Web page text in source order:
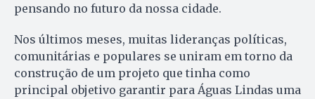
pensando no futuro da nossa cidade.
Nos últimos meses, muitas lideranças políticas,
comunitárias e populares se uniram em torno da
construção de um projeto que tinha como
principal objetivo garantir para Águas Lindas uma